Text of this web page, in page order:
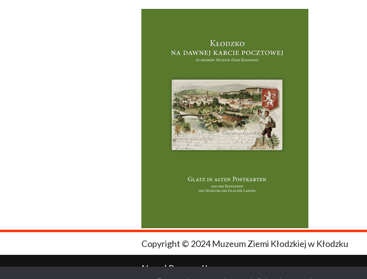
Copyright © 2024 Muzeum Ziemi Kłodzkiej w Kłodzku
Neve| Powered by